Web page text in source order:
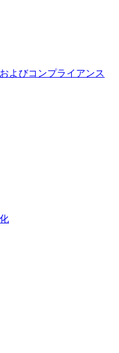
よびコンプライアンス